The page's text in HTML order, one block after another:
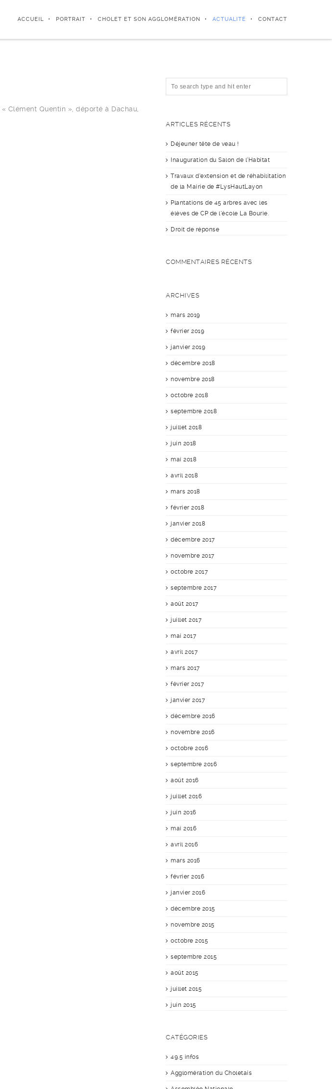
ACCUEIL PORTRAIT CHOLET ET SON AGGLOMÉRATION ACTUALITÉ CONTACT
Clément Quentin », déporté à Dachau,
ARTICLES RÉCENTS
Déjeuner tête de veau !
Inauguration du Salon de l’Habitat
Travaux d’extension et de réhabilitation
de la Mairie de #LysHautLayon
Plantations de 45 arbres avec les
élèves de CP de l’école La Bourie.
Droit de réponse
COMMENTAIRES RÉCENTS
ARCHIVES
mars 2019
février 2019
janvier 2019
décembre 2018
novembre 2018
octobre 2018
septembre 2018
juillet 2018
juin 2018
mai 2018
avril 2018
mars 2018
février 2018
janvier 2018
décembre 2017
novembre 2017
octobre 2017
septembre 2017
août 2017
juillet 2017
mai 2017
avril 2017
mars 2017
février 2017
janvier 2017
décembre 2016
novembre 2016
octobre 2016
septembre 2016
août 2016
juillet 2016
juin 2016
mai 2016
avril 2016
mars 2016
février 2016
janvier 2016
décembre 2015
novembre 2015
octobre 2015
septembre 2015
août 2015
juillet 2015
juin 2015
CATÉGORIES
49.5 infos
Agglomération du Choletais